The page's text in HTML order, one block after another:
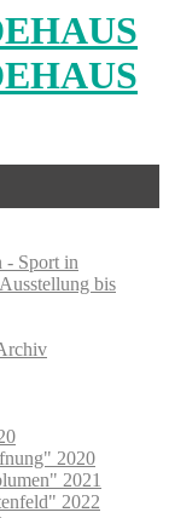
- Sport in
bis
2020
2021
2022